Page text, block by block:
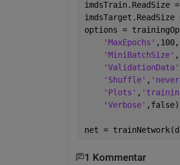
imdsTrain.ReadSize
imdsTarget.ReadSize
options =
'MaxEpochs' ,100,
'MiniBatchSize'
'ValidationData'
'Shuffle' ,
'Plots' ,
'Verbose'
net =
1 Kommentar